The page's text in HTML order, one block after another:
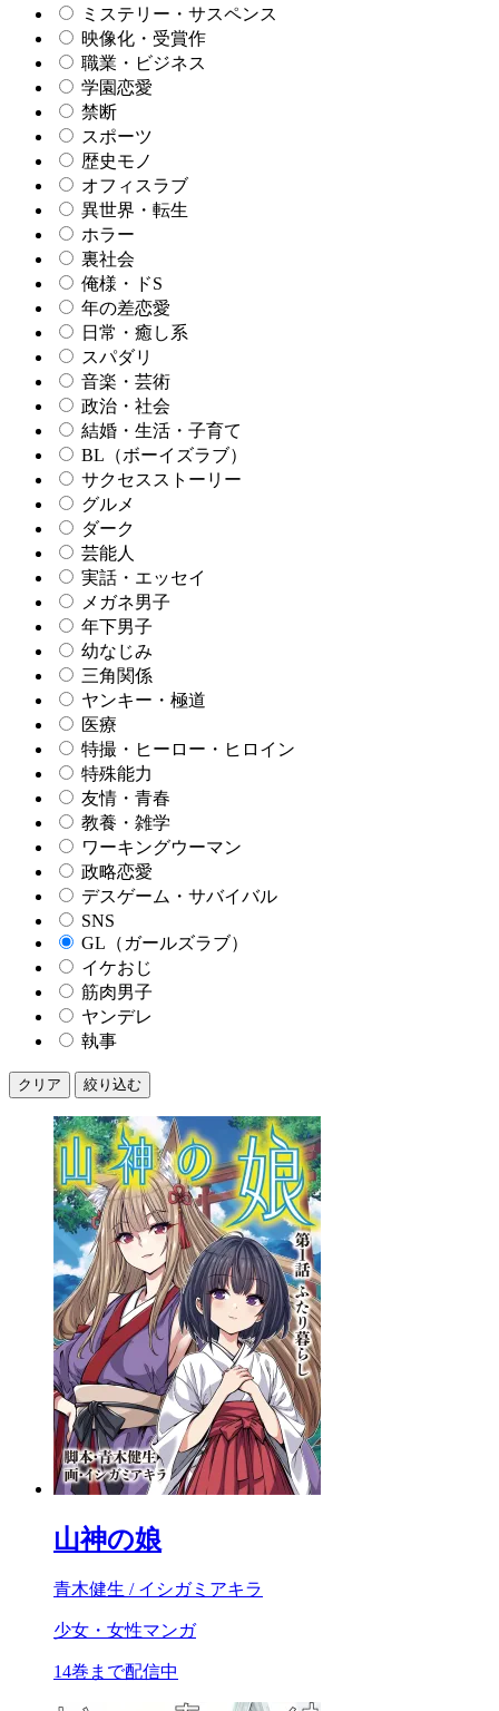
ミステリー・サスペンス
映像化・受賞作
職業・ビジネス
学園恋愛
禁断
スポーツ
歴史モノ
オフィスラブ
異世界・転生
ホラー
裏社会
俺様・ドS
年の差恋愛
日常・癒し系
スパダリ
音楽・芸術
政治・社会
結婚・生活・子育て
BL（ボーイズラブ）
サクセスストーリー
グルメ
ダーク
芸能人
実話・エッセイ
メガネ男子
年下男子
幼なじみ
三角関係
ヤンキー・極道
医療
特撮・ヒーロー・ヒロイン
特殊能力
友情・青春
教養・雑学
ワーキングウーマン
政略恋愛
デスゲーム・サバイバル
SNS
GL（ガールズラブ）
イケおじ
筋肉男子
ヤンデレ
執事
クリア 絞り込む
山神の娘
青木健生 / イシガミアキラ
少女・女性マンガ
14巻まで配信中